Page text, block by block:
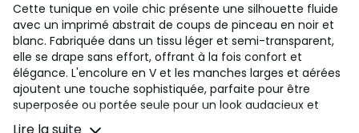
Cette tunique en voile chic présente une silhouette fluide
avec un imprimé abstrait de coups de pinceau en noir et
blanc. Fabriquée dans un tissu léger et semi-transparent,
elle se drape sans effort, offrant à la fois confort et
élégance. L'encolure en V et les manches larges et aérées
ajoutent une touche sophistiquée, parfaite pour être
superposée ou portée seule pour un look audacieux et
moderne.